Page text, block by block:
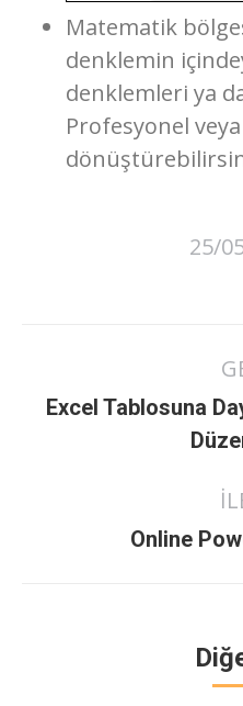
Matematik
denklemin
denklemleri ya
Profesyonel
25/
navigation
Excel Tablosuna
Online